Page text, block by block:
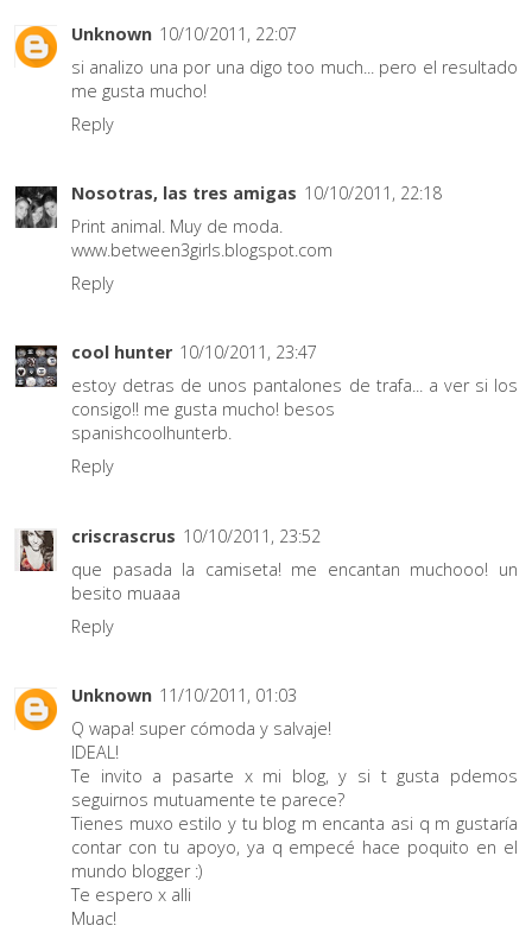
Unknown 10/10/2011, 22:07
si analizo una por una digo too much... pero el resultado
me gusta mucho!
Reply
Nosotras, las tres amigas 10/10/2011, 22:18
Print animal. Muy de moda.
www.between3girls.blogspot.com
Reply
cool hunter 10/10/2011, 23:47
estoy detras de unos pantalones de trafa... a ver si los
consigo!! me gusta mucho! besos
spanishcoolhunterb.
Reply
criscrascrus 10/10/2011, 23:52
que pasada la camiseta! me encantan muchooo! un
besito muaaa
Reply
Unknown 11/10/2011, 01:03
Q wapa! super cómoda y salvaje!
IDEAL!
Te invito a pasarte x mi blog, y si t gusta pdemos
seguirnos mutuamente te parece?
Tienes muxo estilo y tu blog m encanta asi q m gustaría
contar con tu apoyo, ya q empecé hace poquito en el
mundo blogger :)
Te espero x alli
Muac!